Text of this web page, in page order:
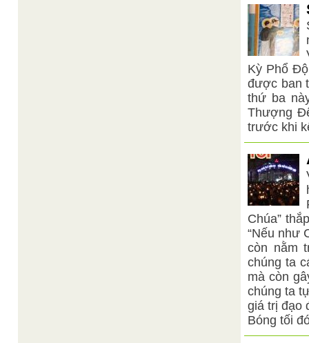
Kỳ Phổ
được ban
thứ ba
Thượng
trước khi
Chúa”
“Nếu như
còn nằm
chúng ta
mà còn
chúng ta
giá trị đạo
Bóng tối